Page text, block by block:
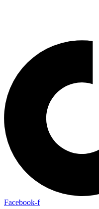
Facebook-f